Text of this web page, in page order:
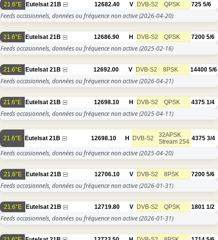
21.6°E Eutelsat 21B 12682.40 V DVB-S2 QPSK 725 5/6
Feeds occasionnels, données ou fréquence non active(2026-04-20)
21.6°E Eutelsat 21B 12686.90 H DVB-S2 QPSK 7200 5/6
Feeds occasionnels, données ou fréquence non active(2025-02-16)
21.6°E Eutelsat 21B 12692.00 V DVB-S2 8PSK 14400 5/6
Feeds occasionnels, données ou fréquence non active(2026-04-21)
21.6°E Eutelsat 21B 12698.10 H DVB-S2 QPSK 4375 1/4
Feeds occasionnels, données ou fréquence non active(2025-04-11)
21.6°E Eutelsat 21B 12698.10 H DVB-S2
32APSK
Stream 254 4375 3/4
Feeds occasionnels, données ou fréquence non active(2025-04-20)
21.6°E Eutelsat 21B 12706.10 V DVB-S2 8PSK 7200 5/6
Feeds occasionnels, données ou fréquence non active(2026-01-31)
21.6°E Eutelsat 21B 12719.80 V DVB-S2 QPSK 1801 1/2
Feeds occasionnels, données ou fréquence non active(2026-01-31)